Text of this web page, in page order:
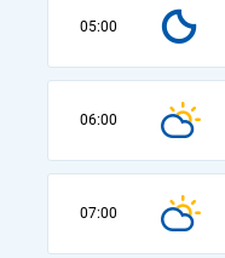
05:00
06:00
07:00